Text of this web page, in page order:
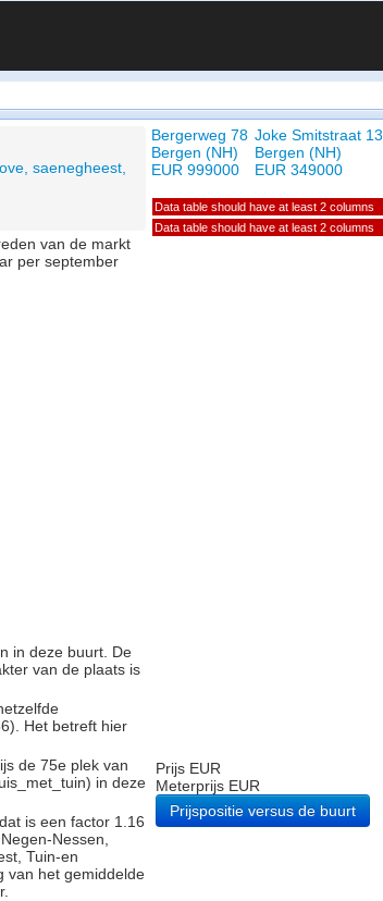
saenegheest,
van de markt
per september
in deze buurt. De
van de plaats is
Het betreft hier
de 75e plek van
in deze
is een factor 1.16
Nessen,
Tuin-en
van het gemiddelde
Bergerweg 78
Bergen (NH)
EUR 999000
Joke Smitstraat 13
Bergen (NH)
EUR 349000
Data table should have at least 2 columns
Data table should have at least 2 columns
Prijs EUR
Meterprijs EUR
Prijspositie versus de buurt